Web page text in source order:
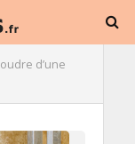
d’une